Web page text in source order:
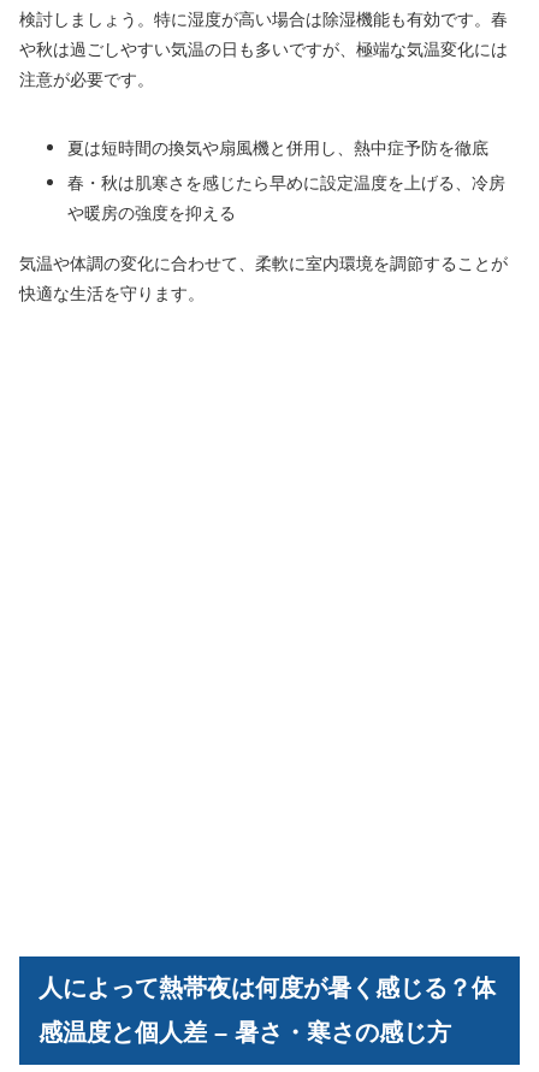
検討しましょう。特に湿度が高い場合は除湿機能も有効です。春
や秋は過ごしやすい気温の日も多いですが、極端な気温変化には
注意が必要です。
夏は短時間の換気や扇風機と併用し、熱中症予防を徹底
春・秋は肌寒さを感じたら早めに設定温度を上げる、冷房
や暖房の強度を抑える
気温や体調の変化に合わせて、柔軟に室内環境を調節することが
快適な生活を守ります。
人によって熱帯夜は何度が暑く感じる？体
感温度と個人差 – 暑さ・寒さの感じ方